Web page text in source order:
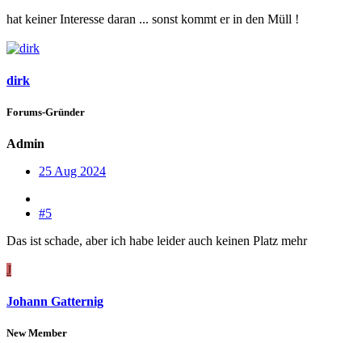
hat keiner Interesse daran ... sonst kommt er in den Müll !
dirk
Forums-Gründer
Admin
25 Aug 2024
#5
Das ist schade, aber ich habe leider auch keinen Platz mehr
J
Johann Gatternig
New Member